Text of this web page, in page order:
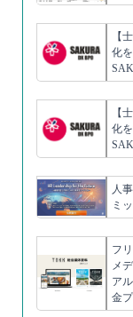
【
化
【
化
人
ミ
フ
メ
ア
金